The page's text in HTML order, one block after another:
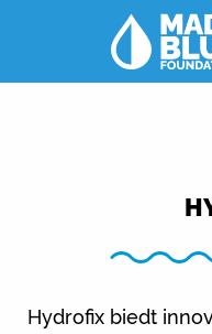
Hydrofix biedt